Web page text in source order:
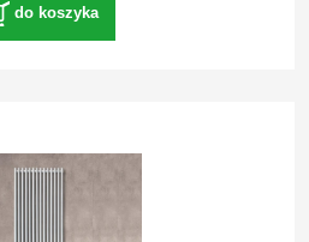
do koszyka